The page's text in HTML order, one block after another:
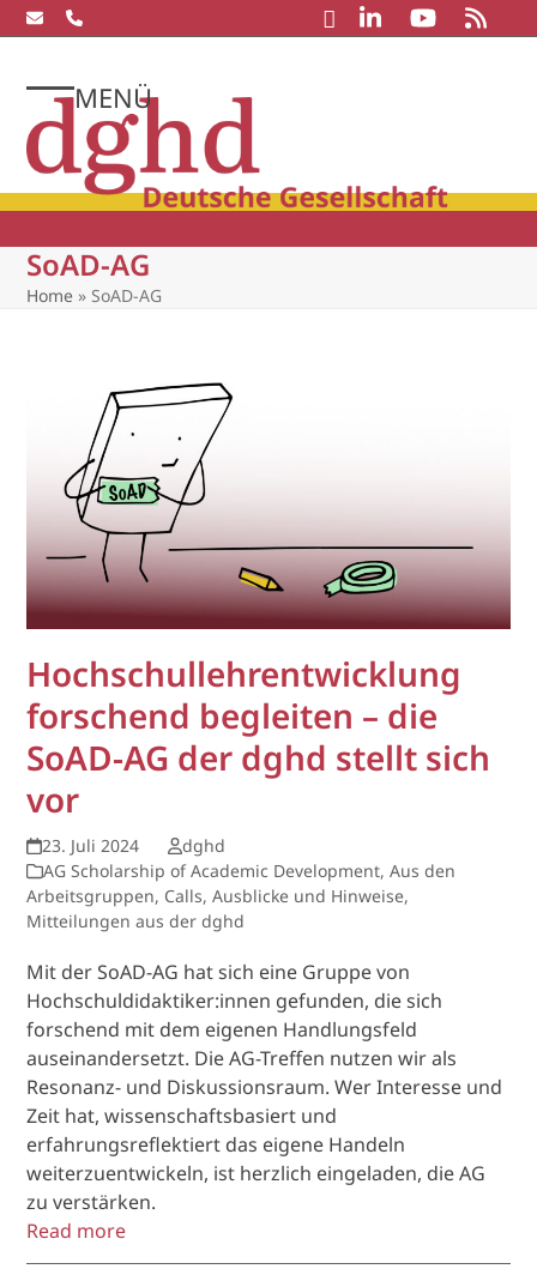
Skip
to
MENÜ
Open
mobile
menu
Close
mobile
menu
SoAD-AG
Home »SoAD-AG
Hochschullehrentwicklung
forschend begleiten – die
SoAD-AG der dghd stellt sich
vor
23. Juli 2024
dghd
AG Scholarship of Academic Development,Aus den
Arbeitsgruppen, Calls, Ausblicke und Hinweise,
Mitteilungen aus der dghd
Mit der SoAD-AG hat sich eine Gruppe von
Hochschuldidaktiker:innen gefunden, die sich
forschend mit dem eigenen Handlungsfeld
auseinandersetzt. Die AG-Treffen nutzen wir als
Resonanz- und Diskussionsraum. Wer Interesse und
Zeit hat, wissenschaftsbasiert und
erfahrungsreflektiert das eigene Handeln
weiterzuentwickeln, ist herzlich eingeladen, die AG
zu verstärken.
Read more